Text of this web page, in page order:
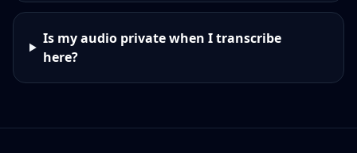
Is my audio private when I transcribe
here?